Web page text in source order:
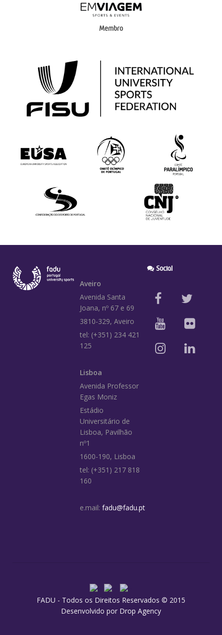
Membro
Aveiro
Avenida Santa
Joana, nº 67 e 69
3810-329, Aveiro
tel: (+351) 234 421
125
Lisboa
Avenida Professor
Egas Moniz
Estádio
Universitário de
Lisboa, Pavilhão
nº1
1600-190, Lisboa
tel: (+351) 217 818
160
e.mail: fadu@fadu.pt
Social
FADU - Todos os Direitos Reservados © 2015
Desenvolvido por Drop Agency